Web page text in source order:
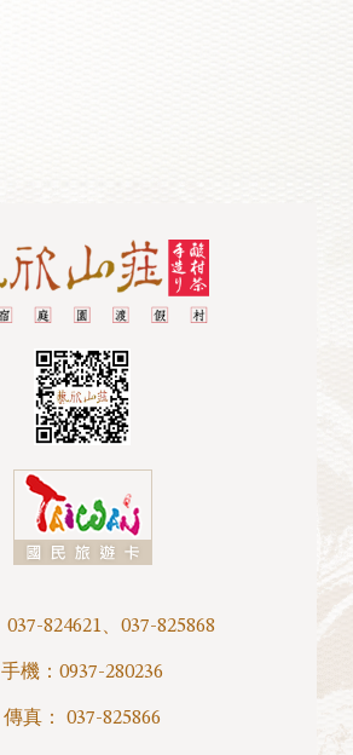
037-824621、 037-825868
手機： 0937-280236
傳真： 037-825866